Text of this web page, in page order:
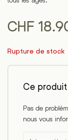
CHF
Rupture de stock
Ce
Pas de
nous vous